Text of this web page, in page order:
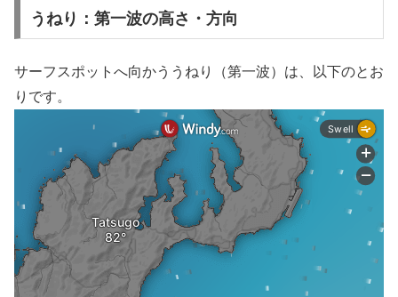
うねり：第一波の高さ・方向
サーフスポットへ向かううねり（第一波）は、以下のとお
りです。